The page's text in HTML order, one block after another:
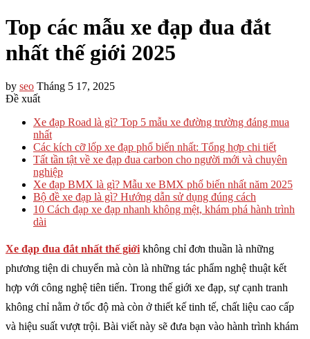
Top các mẫu xe đạp đua đắt
nhất thế giới 2025
by seo Tháng 5 17, 2025
Đề xuất
Xe đạp Road là gì? Top 5 mẫu xe đường trường đáng mua
nhất
Các kích cỡ lốp xe đạp phổ biến nhất: Tổng hợp chi tiết
Tất tần tật về xe đạp đua carbon cho người mới và chuyên
nghiệp
Xe đạp BMX là gì? Mẫu xe BMX phổ biến nhất năm 2025
Bộ đề xe đạp là gì? Hướng dẫn sử dụng đúng cách
10 Cách đạp xe đạp nhanh không mệt, khám phá hành trình
dài
Xe đạp đua đắt nhất thế giới ​ không chỉ đơn thuần là những
phương tiện di chuyển mà còn là những tác phẩm nghệ thuật kết
hợp với công nghệ tiên tiến. Trong thế giới xe đạp, sự cạnh tranh
không chỉ nằm ở tốc độ mà còn ở thiết kế tinh tế, chất liệu cao cấp
và hiệu suất vượt trội. Bài viết này sẽ đưa bạn vào hành trình khám